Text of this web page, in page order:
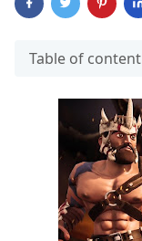
Table of content